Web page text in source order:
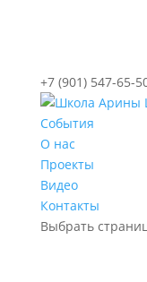
+7 (901) 547-65-
События
О нас
Проекты
Видео
Контакты
Выбрать